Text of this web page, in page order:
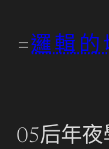
邏輯的
05后年